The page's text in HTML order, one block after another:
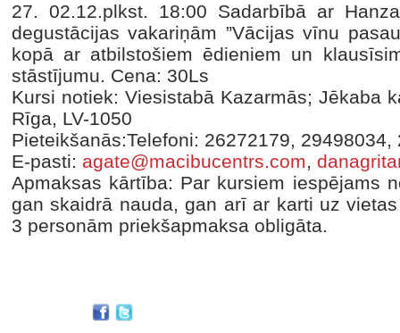
27. 02.12.plkst. 18:00 Sadarbībā ar
degustācijas vakariņām ”Vācijas vīnu
kopā ar atbilstošiem ēdieniem un
stāstījumu. Cena: 30Ls
Kursi notiek: Viesistabā Kazarmās; Jēkaba
Rīga, LV-1050
Pieteikšanās:Telefoni: 26272179, 29498034,
E-pasti: agate@macibucentrs.com,
Apmaksas kārtība: Par kursiem iespējams
gan skaidrā nauda, gan arī ar karti uz
3 personām priekšapmaksa obligāta.